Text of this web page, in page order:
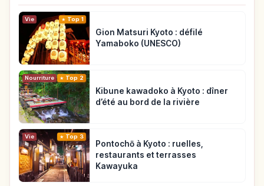
Vie Top 1
Gion Matsuri Kyoto : défilé
Yamaboko (UNESCO)
Nourriture Top 2
Kibune kawadoko à Kyoto : dîner
d’été au bord de la rivière
Vie Top 3
Pontochō à Kyoto : ruelles,
restaurants et terrasses
Kawayuka